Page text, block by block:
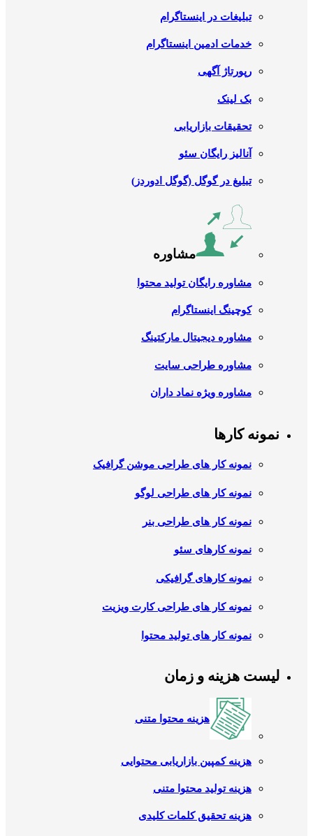
تبلیغات در اینستاگرام
خدمات ادمین اینستاگرام
رپورتاژ آگهی
بک لینک
تحقیقات بازاریابی
آنالیز رایگان سئو
تبلیغ در گوگل (گوگل ادوردز)
مشاوره
مشاوره رایگان تولید محتوا
کوچینگ اینستاگرام
مشاوره دیجیتال مارکتینگ
مشاوره طراحی سایت
مشاوره ویژه نماد داران
نمونه کارها
نمونه کار های طراحی موشن گرافیک
نمونه کار های طراحی لوگو
نمونه کار های طراحی بنر
نمونه کارهای سئو
نمونه کارهای گرافیکی
نمونه کار های طراحی کارت ویزیت
نمونه کار های تولید محتوا
لیست هزینه و زمان
هزینه محتوا متنی
هزینه کمپین بازاریابی محتوایی
هزینه تولید محتوا متنی
هزینه تحقیق کلمات کلیدی